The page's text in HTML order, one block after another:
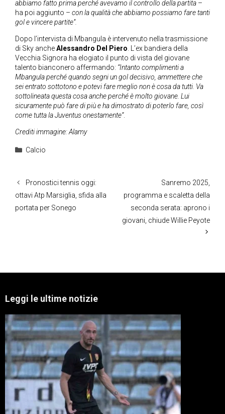
abbiamo fatto prima perché avevamo il controllo della partita –
ha poi aggiunto – con la qualità che abbiamo possiamo fare tanti
gol e vincere partite”.
Dopo l’intervista di Mbangula è intervenuto nella trasmissione
di Sky ancheAlessandro Del Piero. L’ex bandiera della
Vecchia Signora ha elogiato il punto di vista del giovane
talento bianconero affermando: “Intanto complimenti a
Mbangula perché quando segni un gol decisivo, ammettere che
sei entrato sottotono e potevi fare meglio non è cosa da tutti. Va
sottolineata questa cosa anche perché è molto giovane. Lui
sicuramente può fare di più e ha dimostrato di poterlo fare, così
come tutta la Juventus onestamente”.
Crediti immagine: Alamy
Categorie
Calcio
Pronostici tennis oggi:
ottavi Atp Marsiglia, sfida alla
portata per Sonego
Sanremo 2025,
programma e scaletta della
seconda serata: aprono i
giovani, chiude Willie Peyote
Leggi le ultime notizie